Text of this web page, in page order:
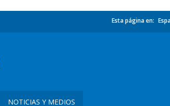
Esta página en:
NOTICIAS Y MEDIOS